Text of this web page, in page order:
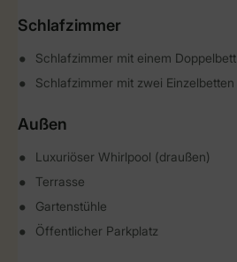
Schlafzimmer
Schlafzimmer mit einem Doppelbett
Schlafzimmer mit zwei Einzelbetten
Außen
Luxuriöser Whirlpool (draußen)
Terrasse
Gartenstühle
Öffentlicher Parkplatz